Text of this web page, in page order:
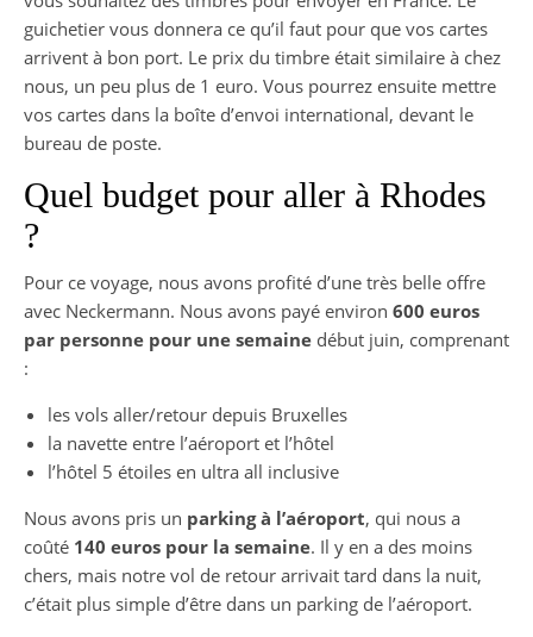
guichetier vous donnera ce qu’il faut pour que vos cartes
arrivent à bon port. Le prix du timbre était similaire à chez
nous, un peu plus de 1 euro. Vous pourrez ensuite mettre
vos cartes dans la boîte d’envoi international, devant le
bureau de poste.
Quel budget pour aller à Rhodes
?
Pour ce voyage, nous avons profité d’une très belle offre
avec Neckermann. Nous avons payé environ 600 euros
par personne pour une semaine début juin, comprenant
:
les vols aller/retour depuis Bruxelles
la navette entre l’aéroport et l’hôtel
l’hôtel 5 étoiles en ultra all inclusive
Nous avons pris un parking à l’aéroport, qui nous a
coûté 140 euros pour la semaine. Il y en a des moins
chers, mais notre vol de retour arrivait tard dans la nuit,
c’était plus simple d’être dans un parking de l’aéroport.